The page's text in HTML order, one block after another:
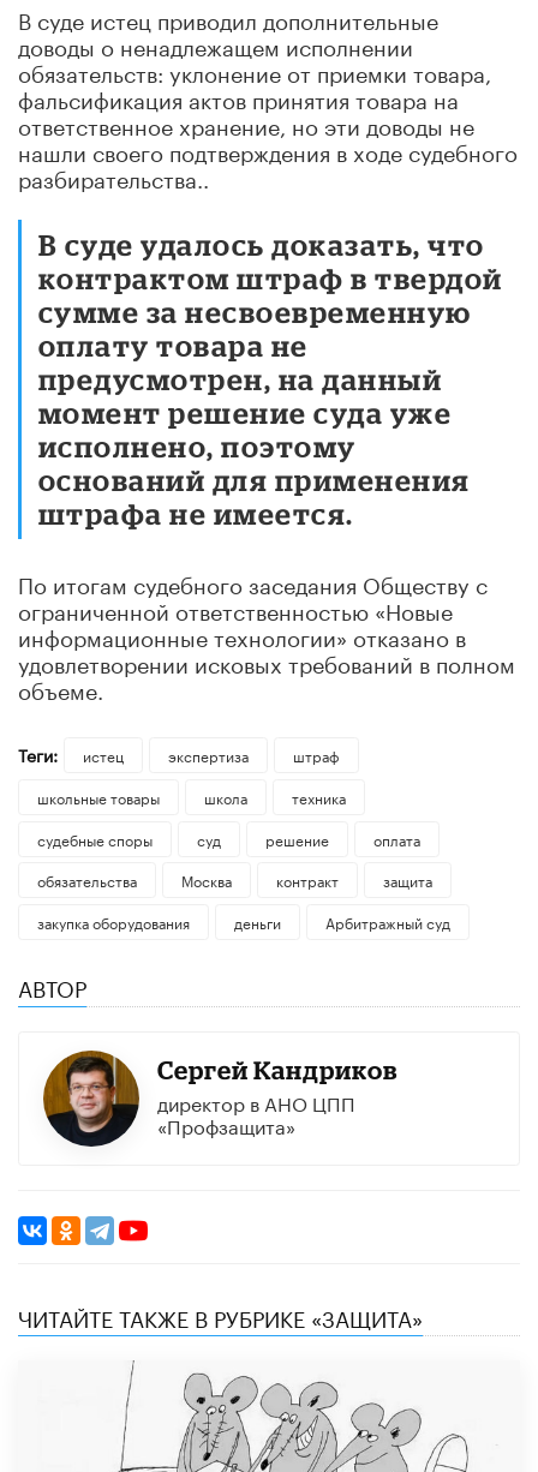
В суде истец приводил дополнительные
доводы о ненадлежащем исполнении
обязательств: уклонение от приемки товара,
фальсификация актов принятия товара на
ответственное хранение, но эти доводы не
нашли своего подтверждения в ходе судебного
разбирательства..
В суде удалось доказать, что
контрактом штраф в твердой
сумме за несвоевременную
оплату товара не
предусмотрен, на данный
момент решение суда уже
исполнено, поэтому
оснований для применения
штрафа не имеется.
По итогам судебного заседания Обществу с
ограниченной ответственностью «Новые
информационные технологии» отказано в
удовлетворении исковых требований в полном
объеме.
Теги: истец экспертиза
штраф
школьные товары
школа
техника
судебные споры
суд решение
оплата
обязательства
Москва контракт
защита
закупка оборудования
деньги Арбитражный суд
АВТОР
Сергей Кандриков
директор в АНО ЦПП
«Профзащита»
ЧИТАЙТЕ ТАКЖЕ В РУБРИКЕ «ЗАЩИТА»